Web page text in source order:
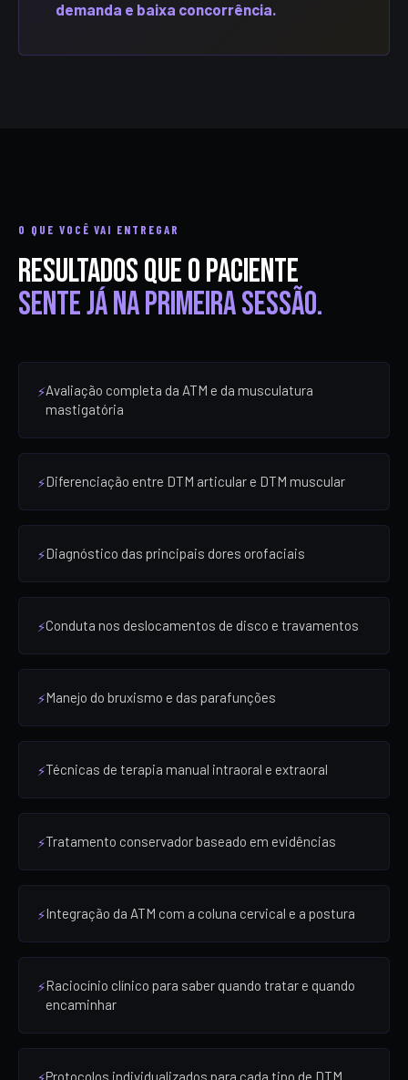
demanda e baixa concorrência.
O QUE VOCÊ VAI ENTREGAR
Resultados que o paciente
sente já na primeira sessão.
Avaliação completa da ATM e da musculatura
mastigatória
Diferenciação entre DTM articular e DTM muscular
Diagnóstico das principais dores orofaciais
Conduta nos deslocamentos de disco e travamentos
Manejo do bruxismo e das parafunções
Técnicas de terapia manual intraoral e extraoral
Tratamento conservador baseado em evidências
Integração da ATM com a coluna cervical e a postura
Raciocínio clínico para saber quando tratar e quando
encaminhar
Protocolos individualizados para cada tipo de DTM